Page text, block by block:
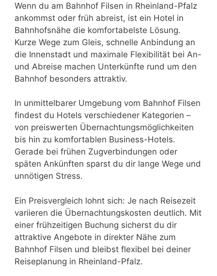
Wenn du am Bahnhof Filsen in Rheinland-Pfalz
ankommst oder früh abreist, ist ein Hotel in
Bahnhofsnähe die komfortabelste Lösung.
Kurze Wege zum Gleis, schnelle Anbindung an
die Innenstadt und maximale Flexibilität bei An-
und Abreise machen Unterkünfte rund um den
Bahnhof besonders attraktiv.
In unmittelbarer Umgebung vom Bahnhof Filsen
findest du Hotels verschiedener Kategorien –
von preiswerten Übernachtungsmöglichkeiten
bis hin zu komfortablen Business-Hotels.
Gerade bei frühen Zugverbindungen oder
späten Ankünften sparst du dir lange Wege und
unnötigen Stress.
Ein Preisvergleich lohnt sich: Je nach Reisezeit
variieren die Übernachtungskosten deutlich. Mit
einer frühzeitigen Buchung sicherst du dir
attraktive Angebote in direkter Nähe zum
Bahnhof Filsen und bleibst flexibel bei deiner
Reiseplanung in Rheinland-Pfalz.